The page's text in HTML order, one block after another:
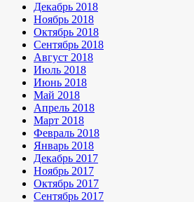
Декабрь 2018
Ноябрь 2018
Октябрь 2018
Сентябрь 2018
Август 2018
Июль 2018
Июнь 2018
Май 2018
Апрель 2018
Март 2018
Февраль 2018
Январь 2018
Декабрь 2017
Ноябрь 2017
Октябрь 2017
Сентябрь 2017